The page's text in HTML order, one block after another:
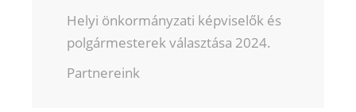
Helyi önkormányzati képviselők és
polgármesterek választása 2024.
Partnereink